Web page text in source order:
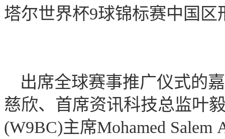
塔尔世界杯9球锦标赛中国
出席全球赛事推广仪式的
慈欣、首席资讯科技总监叶
(W9BC)主席Mohamed